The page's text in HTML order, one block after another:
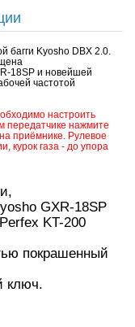
багги Kyosho DBX 2.0.
18SP и новейшей
частотой
настроить
передатчике нажмите
приёмнике. Рулевое
курок газа - до упора
GXR-18SP
KT-200
покрашенный
ключ.